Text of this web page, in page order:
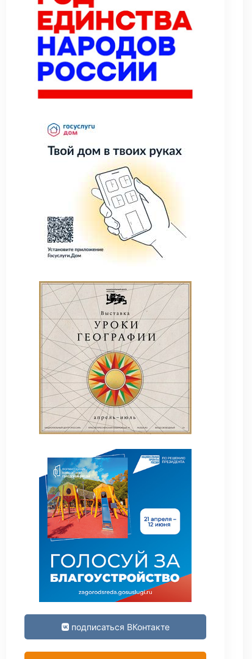
подписаться ВКонтакте